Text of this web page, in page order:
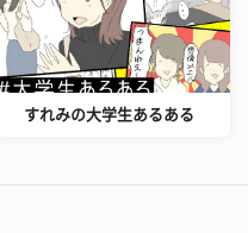
すれみの大学生あるある